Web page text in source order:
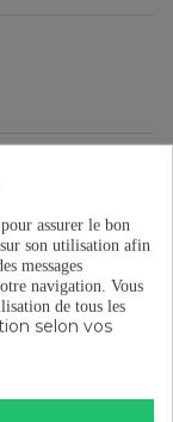
29 €
assurer le bon
son utilisation afin
messages
navigation. Vous
de tous les
selon vos